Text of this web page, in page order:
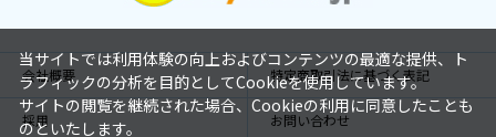
会社概要 特定商取引法に基づく表記
採用 お問い合わせ
当サイトでは利用体験の向上およびコンテンツの最適な提供、ト
ラフィックの分析を目的としてCookieを使用しています。
サイトの閲覧を継続された場合、Cookieの利用に同意したことも
のといたします。